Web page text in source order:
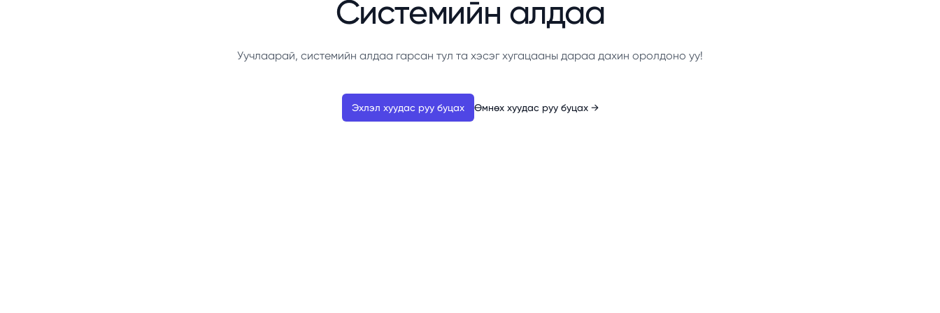
Системийн алдаа
Уучлаарай, системийн алдаа гарсан тул та хэсэг хугацааны дараа дахин оролдоно уу!
Эхлэл хуудас руу буцах Өмнөх хуудас руу буцах →